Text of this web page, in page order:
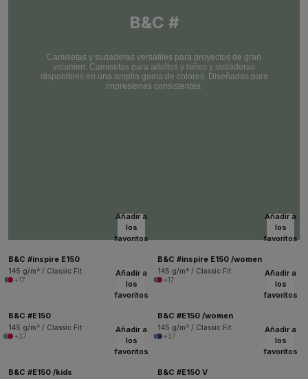
B&C #
Camisetas y sudaderas versátiles para proyectos de gran
volumen. Camisetas para adultos y niños y sudaderas
disponibles en una amplia gama de colores. Diseñadas para
impresiones consistentes.
Añadir a
los
favoritos
B&C #inspire E150
145 g/m² / Classic Fit
+17
Añadir a
los
favoritos
B&C #inspire E150 /women
145 g/m² / Classic Fit
+17
Añadir a
los
favoritos
B&C #E150
145 g/m² / Classic Fit
+37
Añadir a
los
favoritos
B&C #E150 /women
145 g/m² / Classic Fit
+37
Añadir a
los
favoritos
B&C #E150 /kids
Añadir a
los
favoritos
B&C #E150 V